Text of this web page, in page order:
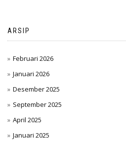
ARSIP
Februari 2026
Januari 2026
Desember 2025
September 2025
April 2025
Januari 2025